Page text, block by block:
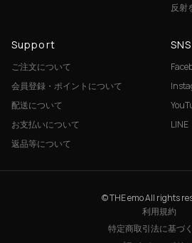
反射
Support
ご注文について
会員登録・ポイントについて
配送について
お支払いについて
返品等について
SNS
LINE
© THE emo All rights
利用規約
特定商取引法に基づ